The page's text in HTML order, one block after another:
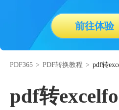
前往体验
PDF365 > PDF转换教程 > pdf转
pdf转